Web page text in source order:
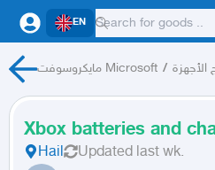
EN
مايكروسوفت Microsoft / الأجهزة
Xbox batteries and
Hail Updated last wk.